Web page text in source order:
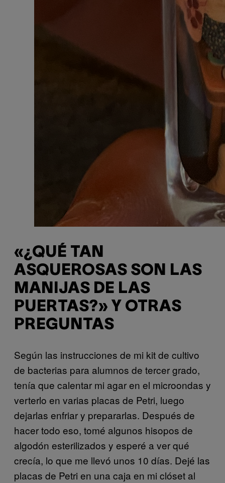
«¿QUÉ TAN
ASQUEROSAS SON LAS
MANIJAS DE LAS
PUERTAS?» Y OTRAS
PREGUNTAS
Según las instrucciones de mi kit de cultivo
de bacterias para alumnos de tercer grado,
tenía que calentar mi agar en el microondas y
verterlo en varias placas de Petri, luego
dejarlas enfriar y prepararlas. Después de
hacer todo eso, tomé algunos hisopos de
algodón esterilizados y esperé a ver qué
crecía, lo que me llevó unos 10 días. Dejé las
placas de Petri en una caja en mi clóset al